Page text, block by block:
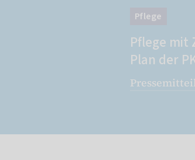
Pflege
Pflege mit
Plan der